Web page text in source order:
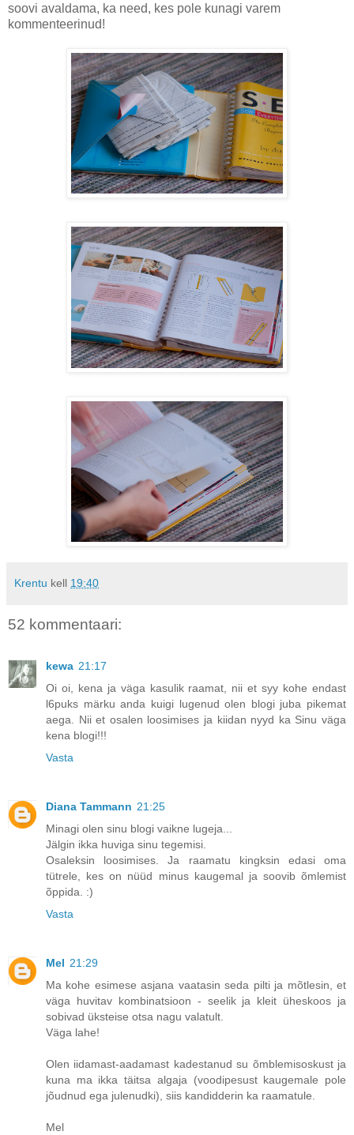
soovi avaldama, ka need, kes pole kunagi varem
kommenteerinud!
Krentu kell 19:40
52 kommentaari:
kewa 21:17
Oi oi, kena ja väga kasulik raamat, nii et syy kohe endast
l6puks märku anda kuigi lugenud olen blogi juba pikemat
aega. Nii et osalen loosimises ja kiidan nyyd ka Sinu väga
kena blogi!!!
Vasta
Diana Tammann 21:25
Minagi olen sinu blogi vaikne lugeja...
Jälgin ikka huviga sinu tegemisi.
Osaleksin loosimises. Ja raamatu kingksin edasi oma
tütrele, kes on nüüd minus kaugemal ja soovib õmlemist
õppida. :)
Vasta
Mel 21:29
Ma kohe esimese asjana vaatasin seda pilti ja mõtlesin, et
väga huvitav kombinatsioon - seelik ja kleit üheskoos ja
sobivad üksteise otsa nagu valatult.
Väga lahe!
Olen iidamast-aadamast kadestanud su õmblemisoskust ja
kuna ma ikka täitsa algaja (voodipesust kaugemale pole
jõudnud ega julenudki), siis kandidderin ka raamatule.
Mel